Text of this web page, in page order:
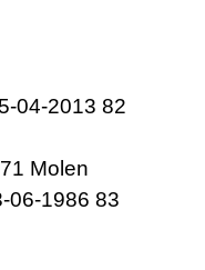
04-2013 82
Molen
06-1986 83